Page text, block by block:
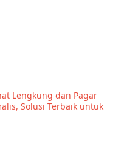
Lengkung dan Pagar
Solusi Terbaik untuk